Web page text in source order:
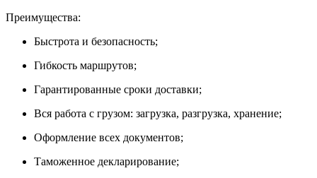
Преимущества:
Быстрота и безопасность;
Гибкость маршрутов;
Гарантированные сроки доставки;
Вся работа с грузом: загрузка, разгрузка, хранение;
Оформление всех документов;
Таможенное декларирование;